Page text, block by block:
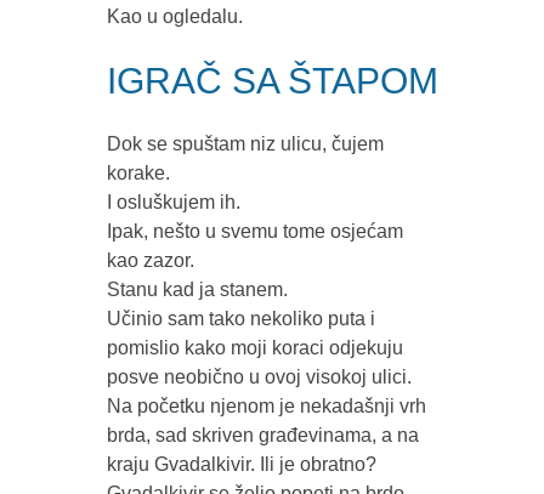
Kao u ogledalu.
IGRAČ SA ŠTAPOM
Dok se spuštam niz ulicu, čujem
korake.
I osluškujem ih.
Ipak, nešto u svemu tome osjećam
kao zazor.
Stanu kad ja stanem.
Učinio sam tako nekoliko puta i
pomislio kako moji koraci odjekuju
posve neobično u ovoj visokoj ulici.
Na početku njenom je nekadašnji vrh
brda, sad skriven građevinama, a na
kraju Gvadalkivir. Ili je obratno?